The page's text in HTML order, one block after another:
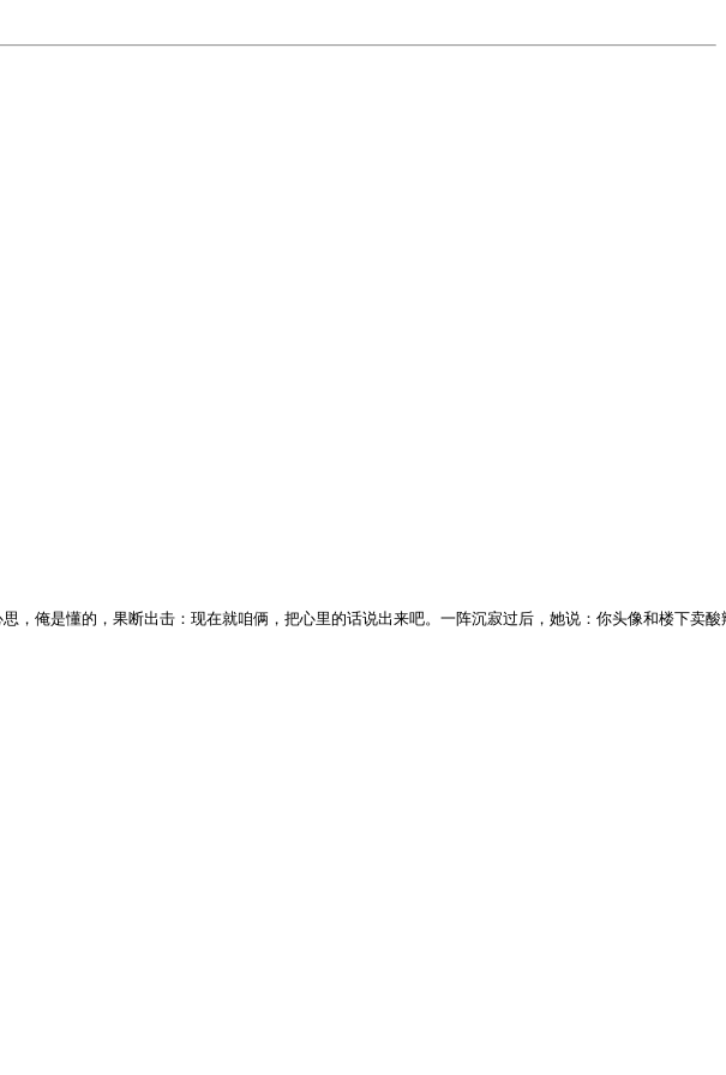
俺是懂的，果断出击：现在就咱俩，把心里的话说出来吧。一阵沉寂过后，她说：你头像和楼下卖